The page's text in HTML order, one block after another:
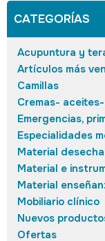
CATEGORÍAS
Acupuntura y
Artículos más
Camillas
Cremas-
Emergencias,
Especialidades
Material
Material e
Material
Mobiliario clínico
Nuevos
Ofertas